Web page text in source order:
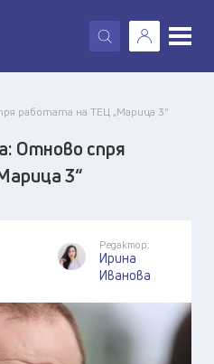
X
работата на ТЕЦ „Марица 3“
Отново спря
3“
Редактор:
Ирина
Иванова